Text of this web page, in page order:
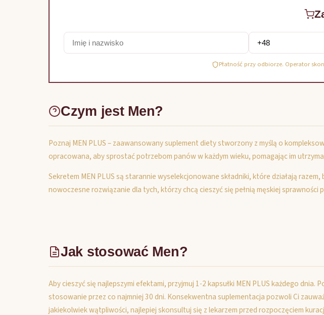
Płatność przy odbiorze. Operator
Czym jest Men?
Poznaj MEN PLUS – zaawansowany suplement diety stworzony z myślą o
opracowana, aby sprostać potrzebom panów w każdym wieku, pomagając im
Sekretem MEN PLUS są starannie wyselekcjonowane składniki, które działają
nowoczesne rozwiązanie dla tych, którzy chcą cieszyć się pełnią męskiej sprawności
Jak stosować Men?
Aby cieszyć się najlepszymi efektami, przyjmuj 1-2 kapsułki MEN PLUS każdego
stosowanie przez co najmniej 30 dni. Konsekwentna suplementacja pozwoli Ci
jakiekolwiek wątpliwości, najlepiej skonsultuj się z lekarzem przed rozpoczęciem